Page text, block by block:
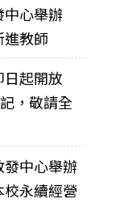
中心舉辦
進教師
日起開放
，敬請全
中心舉辦
校永續經營